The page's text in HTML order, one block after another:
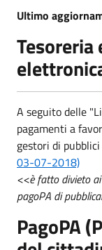
Ultimo
A seguito delle
pagamenti a
gestori di
03-07-2018)
<<è fatto divieto
pagoPA di
PagoPA